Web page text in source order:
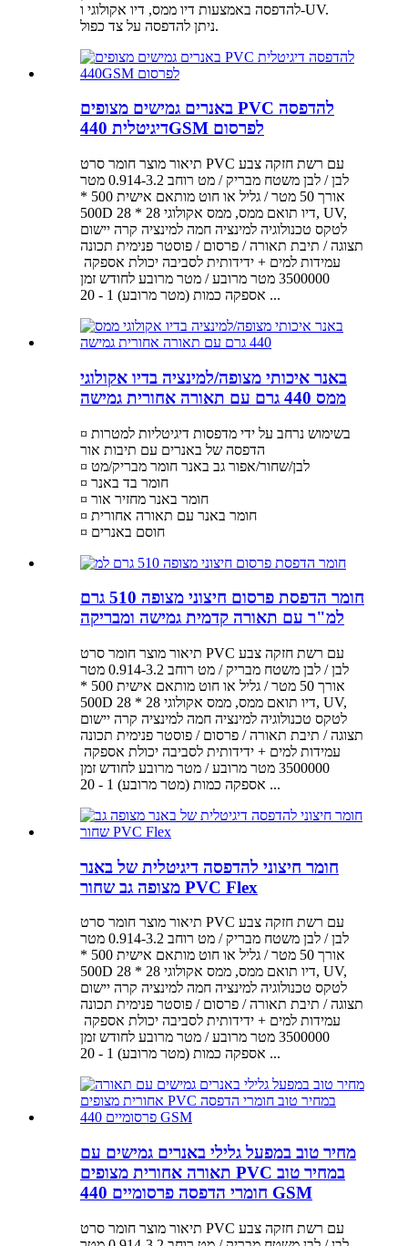
להדפסה באמצעות דיו ממס, דיו אקולוגי ו-UV.
ניתן להדפסה על צד כפול.
באנרים גמישים מצופים PVC להדפסה
דיגיטלית 440GSM לפרסום
תיאור מוצר חומר סרט PVC עם רשת חזקה צבע
לבן / לבן משטח מבריק / מט רוחב 0.914-3.2 מטר
אורך 50 מטר / גליל או חוט מותאם אישית 500 *
500D 28 * 28 דיו תואם ממס, ממס אקולוגי, UV,
לטקס טכנולוגיה למינציה חמה למינציה קרה יישום
תצוגה / תיבת תאורה / פרסום / פוסטר פנימית תכונה
3500000 מטר מרובע / מטר מרובע לחודש זמן
אספקה ​​כמות (מטר מרובע) 1 - 20 ...
באנר איכותי מצופה/למינציה בדיו אקולוגי
ממס 440 גרם עם תאורה אחורית גמישה
¤ בשימוש נרחב על ידי מדפסות דיגיטליות למטרות
הדפסה של באנרים עם תיבות אור
¤ לבן/שחור/אפור גב באנר חומר מבריק/מט
¤ חומר בד באנר
¤ חומר באנר מחזיר אור
¤ חומר באנר עם תאורה אחורית
¤ חוסם באנרים
חומר הדפסת פרסום חיצוני מצופה 510 גרם
למ"ר עם תאורה קדמית גמישה ומבריקה
תיאור מוצר חומר סרט PVC עם רשת חזקה צבע
לבן / לבן משטח מבריק / מט רוחב 0.914-3.2 מטר
אורך 50 מטר / גליל או חוט מותאם אישית 500 *
500D 28 * 28 דיו תואם ממס, ממס אקולוגי, UV,
לטקס טכנולוגיה למינציה חמה למינציה קרה יישום
תצוגה / תיבת תאורה / פרסום / פוסטר פנימית תכונה
3500000 מטר מרובע / מטר מרובע לחודש זמן
אספקה ​​כמות (מטר מרובע) 1 - 20 ...
חומר חיצוני להדפסה דיגיטלית של באנר
מצופה גב שחור PVC Flex
תיאור מוצר חומר סרט PVC עם רשת חזקה צבע
לבן / לבן משטח מבריק / מט רוחב 0.914-3.2 מטר
אורך 50 מטר / גליל או חוט מותאם אישית 500 *
500D 28 * 28 דיו תואם ממס, ממס אקולוגי, UV,
לטקס טכנולוגיה למינציה חמה למינציה קרה יישום
תצוגה / תיבת תאורה / פרסום / פוסטר פנימית תכונה
3500000 מטר מרובע / מטר מרובע לחודש זמן
אספקה ​​כמות (מטר מרובע) 1 - 20 ...
מחיר טוב במפעל גלילי באנרים גמישים עם
תאורה אחורית מצופים PVC במחיר טוב
חומרי הדפסה פרסומיים 440 GSM
תיאור מוצר חומר סרט PVC עם רשת חזקה צבע